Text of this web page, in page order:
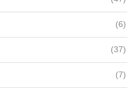
(6)
(37)
(7)